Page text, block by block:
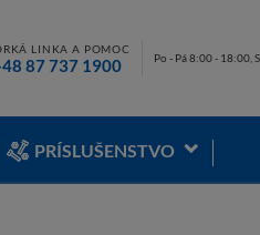
LINKA A POMOC
87 737 1900 Po - Pá 8:00 - 18:00,
PRÍSLUŠENSTVO